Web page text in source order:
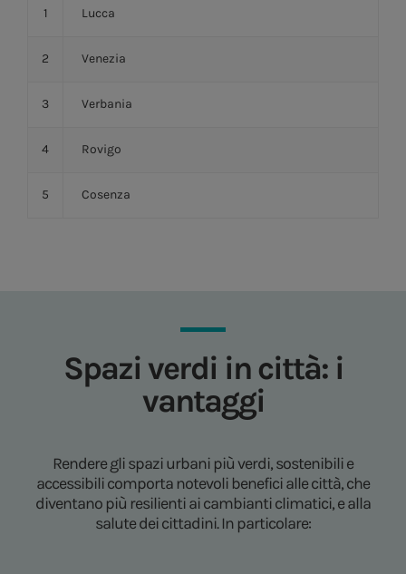
1 Lucca
2 Venezia
3 Verbania
4 Rovigo
5 Cosenza
Spazi verdi in città: i
vantaggi
Rendere gli spazi urbani più verdi, sostenibili e
accessibili comporta notevoli benefici alle città, che
diventano più resilienti ai cambianti climatici, e alla
salute dei cittadini. In particolare: